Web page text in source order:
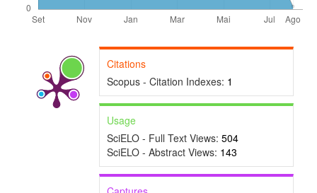
Citations
Scopus - Citation Indexes: 1
Usage
SciELO - Full Text Views: 504
SciELO - Abstract Views: 143